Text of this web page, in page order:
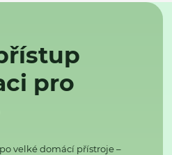
pro
velké domácí přístroje –